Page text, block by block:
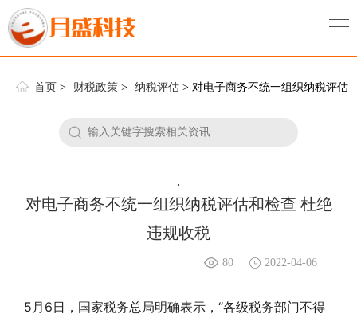
首页 > 财税政策> 纳税评估> 对电子商务不统一组织纳税评估
.
对电子商务不统一组织纳税评估和检查 杜绝
违规收税
2022-04-06
80
5月6日，国家税务总局明确表示，“各级税务部门不得